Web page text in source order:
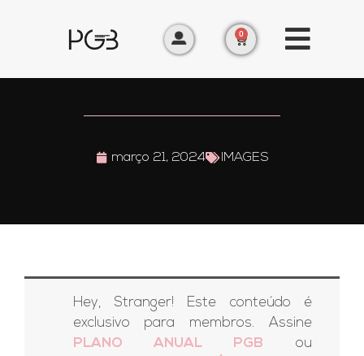
0
março 21, 2024 IMAGES
Hey, Stranger! Este conteúdo é
exclusivo para membros. Assine
PLANO ANUAL PGB ou